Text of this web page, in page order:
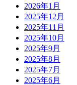
2026年1月
2025年12月
2025年11月
2025年10月
2025年9月
2025年8月
2025年7月
2025年6月